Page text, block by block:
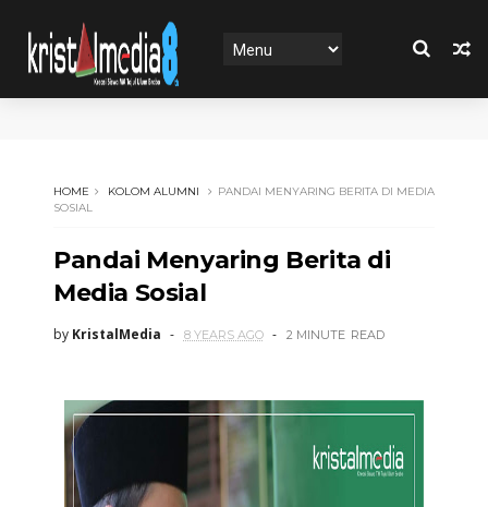
HOME KOLOM ALUMNI
PANDAI MENYARING BERITA DI MEDIA
SOSIAL
Pandai Menyaring Berita di
Media Sosial
by KristalMedia 8 YEARS AGO 2 MINUTE READ